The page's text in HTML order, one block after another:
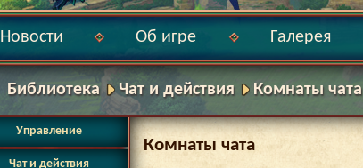
Новости Об игре Галерея
Библиотека Чат и действия Комнаты чата
Управление
Чат и действия
Комнаты чата